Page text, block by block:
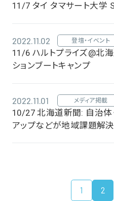
11/7 タイ タマサート大学
2022.11.02 登壇・イベント
11/6 ハルトプライズ@北
ションブートキャンプ
2022.11.01 メディア掲載
10/27 北海道新聞: 自治体
アップなどが地域課題解
1 2